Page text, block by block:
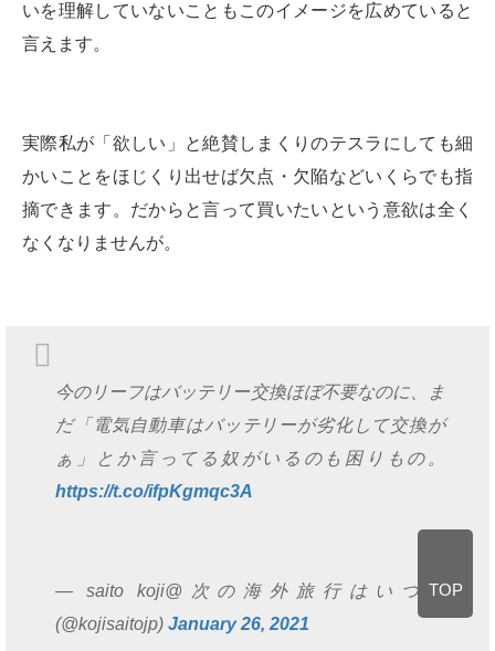
いを理解していないこともこのイメージを広めていると
言えます。
実際私が「欲しい」と絶賛しまくりのテスラにしても細
かいことをほじくり出せば欠点・欠陥などいくらでも指
摘できます。だからと言って買いたいという意欲は全く
なくなりませんが。
今のリーフはバッテリー交換ほぼ不要なのに、ま
だ「電気自動車はバッテリーが劣化して交換が
ぁ」とか言ってる奴がいるのも困りもの。
https://t.co/ifpKgmqc3A
— saito koji@次の海外旅行はいつ？
(@kojisaitojp) January 26, 2021
TOP